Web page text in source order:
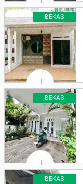
BEKAS
BEKAS
BEKAS